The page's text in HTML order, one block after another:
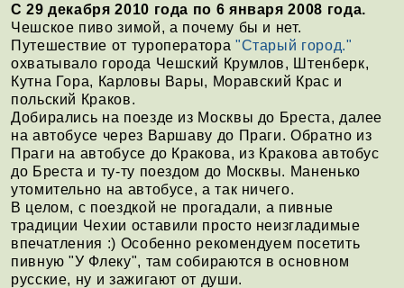
С 29 декабря 2010 года по 6 января 2008 года.
Чешское пиво зимой, а почему бы и нет.
Путешествие от туроператора "Старый город."
охватывало города Чешский Крумлов, Штенберк,
Кутна Гора, Карловы Вары, Моравский Крас и
польский Краков.
Добирались на поезде из Москвы до Бреста, далее
на автобусе через Варшаву до Праги. Обратно из
Праги на автобусе до Кракова, из Кракова автобус
до Бреста и ту-ту поездом до Москвы. Маненько
утомительно на автобусе, а так ничего.
В целом, с поездкой не прогадали, а пивные
традиции Чехии оставили просто неизгладимые
впечатления :) Особенно рекомендуем посетить
пивную "У Флеку", там собираются в основном
русские, ну и зажигают от души.